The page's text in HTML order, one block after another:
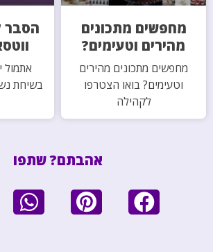
מחפשים מתכונים
מהירים וטעימים?
מחפשים מתכונים מהירים
וטעימים? בואו הצטרפו
לקהילה
הסבר
אתמול
בשיחת
אהבתם? שתפו